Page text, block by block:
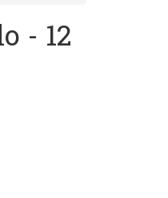
- 12